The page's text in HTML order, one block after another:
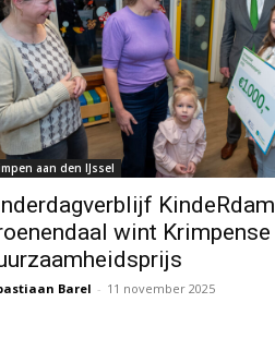
aan den IJssel
KindeRdam
wint Krimpense
Barel - 11 november 2025